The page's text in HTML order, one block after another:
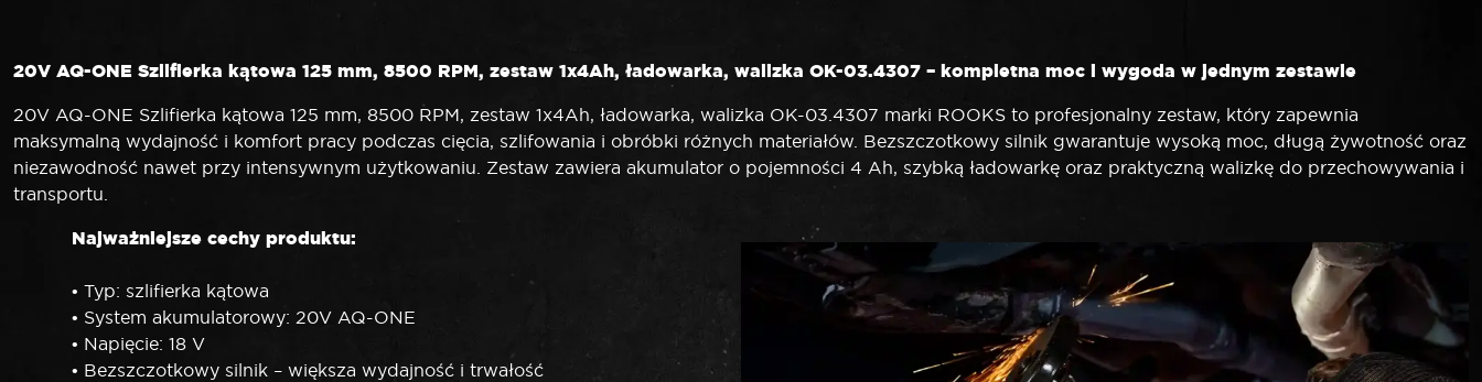
20V AQ-ONE Szlifierka kątowa 125 mm, 8500 RPM, zestaw 1x4Ah, ładowarka, walizka OK-03.4307 – kompletna moc i wygoda w jednym zestawie
20V AQ-ONE Szlifierka kątowa 125 mm, 8500 RPM, zestaw 1x4Ah, ładowarka, walizka OK-03.4307 marki ROOKS to profesjonalny zestaw, który zapewnia
maksymalną wydajność i komfort pracy podczas cięcia, szlifowania i obróbki różnych materiałów. Bezszczotkowy silnik gwarantuje wysoką moc, długą żywotność oraz
niezawodność nawet przy intensywnym użytkowaniu. Zestaw zawiera akumulator o pojemności 4 Ah, szybką ładowarkę oraz praktyczną walizkę do przechowywania i
transportu.
Najważniejsze cechy produktu:
• Typ: szlifierka kątowa
• System akumulatorowy: 20V AQ-ONE
• Napięcie: 18 V
• Bezszczotkowy silnik – większa wydajność i trwałość